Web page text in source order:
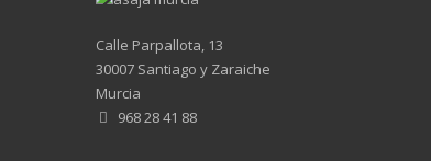
Calle Parpallota, 13
30007 Santiago y Zaraiche
Murcia
968 28 41 88